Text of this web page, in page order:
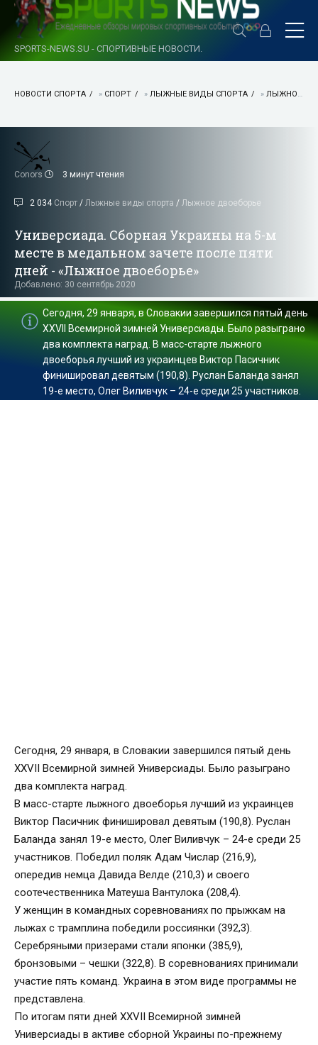
SPORTS-NEWS.SU - СПОРТИВНЫЕ НОВОСТИ.
НОВОСТИ СПОРТА » СПОРТ » ЛЫЖНЫЕ ВИДЫ СПОРТА » ЛЫЖНОЕ ДВОЕБОРЬЕ
Conors 3 минут чтения
2 034 Спорт / Лыжные виды спорта / Лыжное двоеборье
Универсиада. Сборная Украины на 5-м
месте в медальном зачете после пяти
дней - «Лыжное двоеборье»
Добавлено: 30 сентябрь 2020
Сегодня, 29 января, в Словакии завершился пятый день
XXVII Всемирной зимней Универсиады. Было разыграно
два комплекта наград. В масс-старте лыжного
двоеборья лучший из украинцев Виктор Пасичник
финишировал девятым (190,8). Руслан Баланда занял
19-е место, Олег Виливчук – 24-е среди 25 участников.
Сегодня, 29 января, в Словакии завершился пятый день
XXVII Всемирной зимней Универсиады. Было разыграно
два комплекта наград.
В масс-старте лыжного двоеборья лучший из украинцев
Виктор Пасичник финишировал девятым (190,8). Руслан
Баланда занял 19-е место, Олег Виливчук – 24-е среди 25
участников. Победил поляк Адам Числар (216,9),
опередив немца Давида Велде (210,3) и своего
соотечественника Матеуша Вантулока (208,4).
У женщин в командных соревнованиях по прыжкам на
лыжах с трамплина победили россиянки (392,3).
Серебряными призерами стали японки (385,9),
бронзовыми – чешки (322,8). В соревнованиях принимали
участие пять команд. Украина в этом виде программы не
представлена.
По итогам пяти дней XXVII Всемирной зимней
Универсиады в активе сборной Украины по-прежнему